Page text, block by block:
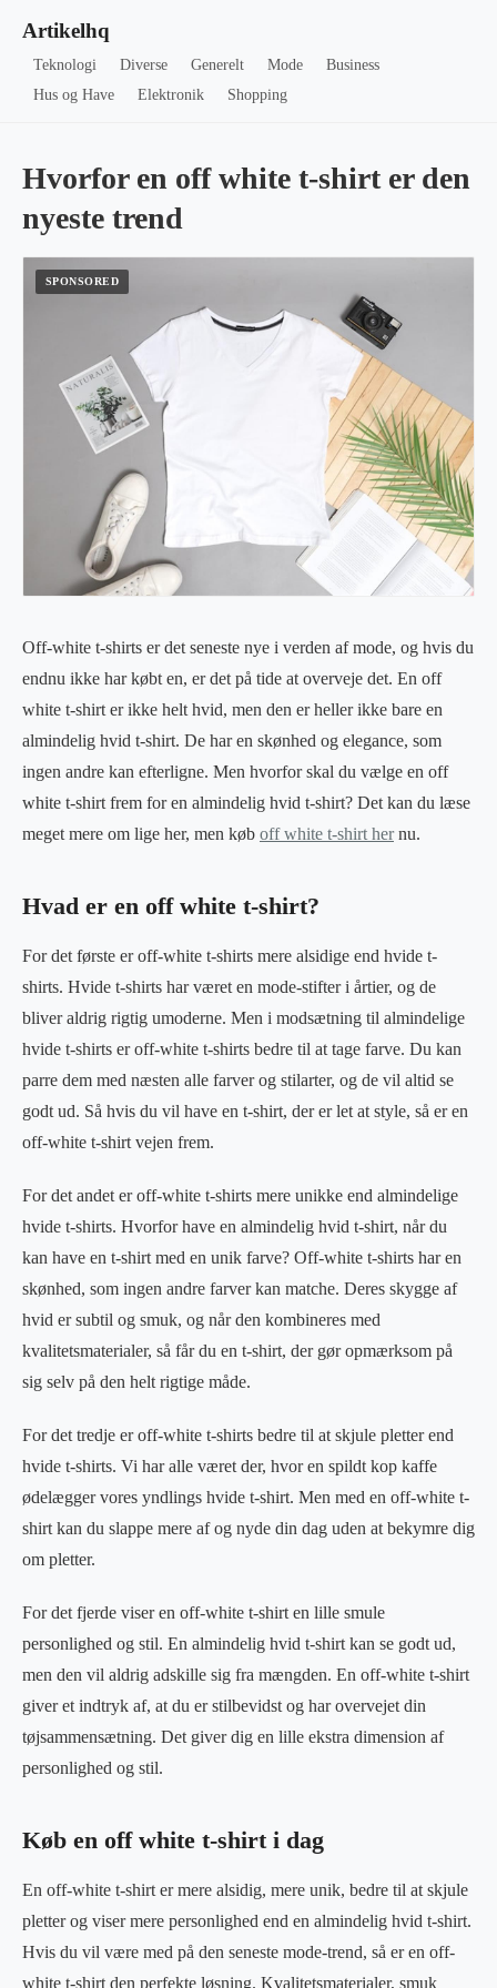
Artikelhq
Teknologi Diverse Generelt Mode
Business
Hus og Have
Elektronik Shopping
Hvorfor en off white t-shirt er den
nyeste trend
Off-white t-shirts er det seneste nye i verden af mode, og hvis du
endnu ikke har købt en, er det på tide at overveje det. En off
white t-shirt er ikke helt hvid, men den er heller ikke bare en
almindelig hvid t-shirt. De har en skønhed og elegance, som
ingen andre kan efterligne. Men hvorfor skal du vælge en off
white t-shirt frem for en almindelig hvid t-shirt? Det kan du læse
meget mere om lige her, men køb off white t-shirt hernu.
Hvad er en off white t-shirt?
For det første er off-white t-shirts mere alsidige end hvide t-
shirts. Hvide t-shirts har været en mode-stifter i årtier, og de
bliver aldrig rigtig umoderne. Men i modsætning til almindelige
hvide t-shirts er off-white t-shirts bedre til at tage farve. Du kan
parre dem med næsten alle farver og stilarter, og de vil altid se
godt ud. Så hvis du vil have en t-shirt, der er let at style, så er en
off-white t-shirt vejen frem.
For det andet er off-white t-shirts mere unikke end almindelige
hvide t-shirts. Hvorfor have en almindelig hvid t-shirt, når du
kan have en t-shirt med en unik farve? Off-white t-shirts har en
skønhed, som ingen andre farver kan matche. Deres skygge af
hvid er subtil og smuk, og når den kombineres med
kvalitetsmaterialer, så får du en t-shirt, der gør opmærksom på
sig selv på den helt rigtige måde.
For det tredje er off-white t-shirts bedre til at skjule pletter end
hvide t-shirts. Vi har alle været der, hvor en spildt kop kaffe
ødelægger vores yndlings hvide t-shirt. Men med en off-white t-
shirt kan du slappe mere af og nyde din dag uden at bekymre dig
om pletter.
For det fjerde viser en off-white t-shirt en lille smule
personlighed og stil. En almindelig hvid t-shirt kan se godt ud,
men den vil aldrig adskille sig fra mængden. En off-white t-shirt
giver et indtryk af, at du er stilbevidst og har overvejet din
tøjsammensætning. Det giver dig en lille ekstra dimension af
personlighed og stil.
Køb en off white t-shirt i dag
En off-white t-shirt er mere alsidig, mere unik, bedre til at skjule
pletter og viser mere personlighed end en almindelig hvid t-shirt.
Hvis du vil være med på den seneste mode-trend, så er en off-
white t-shirt den perfekte løsning. Kvalitetsmaterialer, smuk